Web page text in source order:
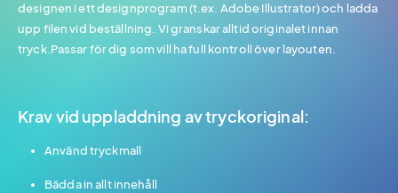
designen i ett designprogram (t.ex. Adobe Illustrator) och ladda
upp filen vid beställning. Vi granskar alltid originalet innan
tryck.Passar för dig som vill ha full kontroll över layouten.
Krav vid uppladdning av tryckoriginal:
Använd tryckmall
Bädda in allt innehåll